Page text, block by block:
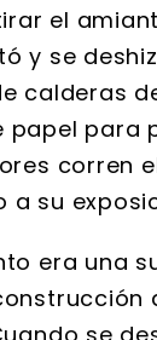
el
y se
calderas
para
corren
a su
era una